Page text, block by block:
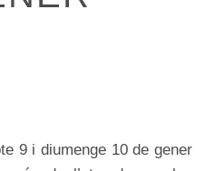
9 i diumenge 10 de gener